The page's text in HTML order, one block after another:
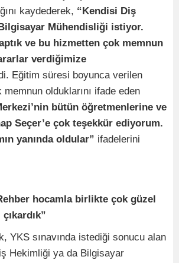
kaydederek, “Kendisi Diş
Mühendisliği istiyor.
ve bu hizmetten çok memnun
verdiğimize
Eğitim süresi boyunca verilen
olduklarını ifade eden
bütün öğretmenlerine ve
Seçer’e çok teşekkür ediyorum.
yanında oldular” ifadelerini
hocamla birlikte çok güzel
YKS sınavında istediği sonucu alan
Hekimliği ya da Bilgisayar